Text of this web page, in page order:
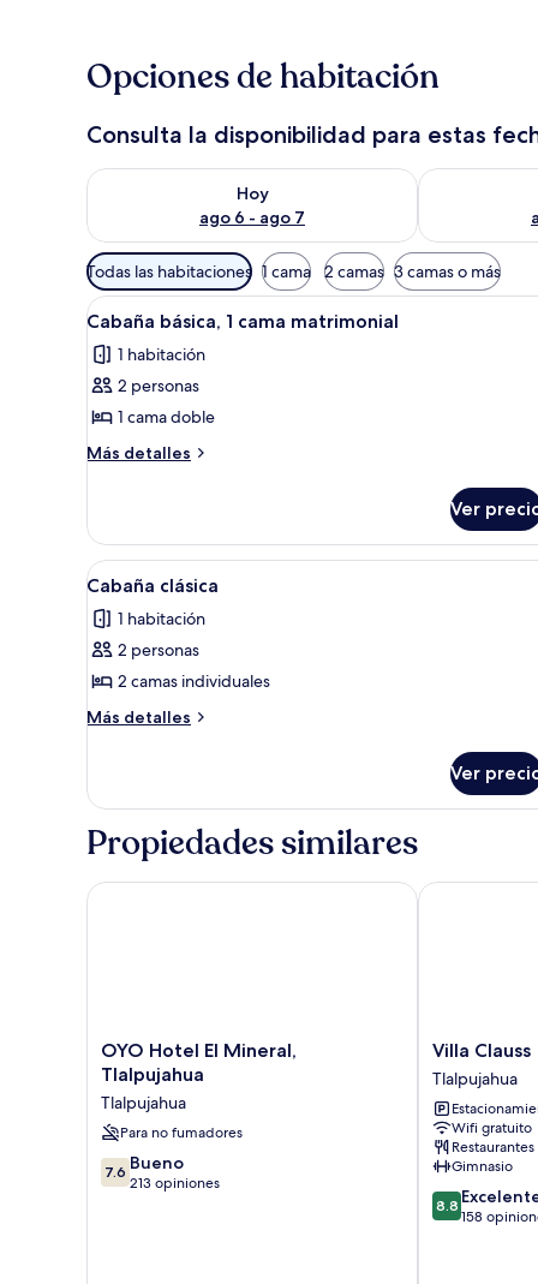
Opciones de habitación
Consulta la disponibilidad para estas
Hoy
ago 6 - ago 7
Consulta la disponibilidad para hoy ago 6 - ago 7
Consulta la
Filtros
disponibles
para
las
habitaciones
Todas las habitaciones 1 cama 2 camas 3 camas o más
Abrir
todas
las
fotos
de
Cabaña
cama
matrimonial
Un dormitorio con una cama
7
Cabaña básica, 1 cama matrimonial
1 habitación
2 personas
1 cama doble
Más detalles
Más
básica,
cama
Ver
Abrir
todas
las
fotos
de
Cabaña
Un dormitorio con dos
8
Cabaña clásica
1 habitación
2 personas
2 camas individuales
Más detalles
Más
clásica
Ver
Propiedades similares
OYO
Hotel
Mineral,
Tlalpujahua
Tlalpujahua
OYO Hotel El Mineral,
Tlalpujahua
Tlalpujahua
Para no fumadores
7.6
de
7.6 Bueno
213 opiniones
OYO Hotel El Mineral, Tlalpujahua
Villa
Clauss
Tlalpujahua
Villa Clauss
Tlalpujahua
Wifi gratuito
Restaurantes
Gimnasio
8.8
de
8.8
158
Villa Clauss